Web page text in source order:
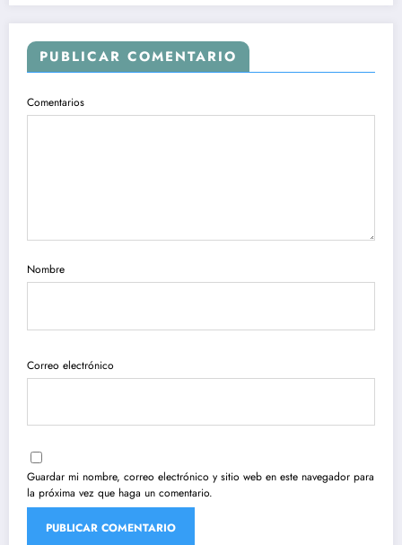
PUBLICAR COMENTARIO
Comentarios
Nombre
Correo electrónico
Guardar mi nombre, correo electrónico y sitio web en este navegador para
la próxima vez que haga un comentario.